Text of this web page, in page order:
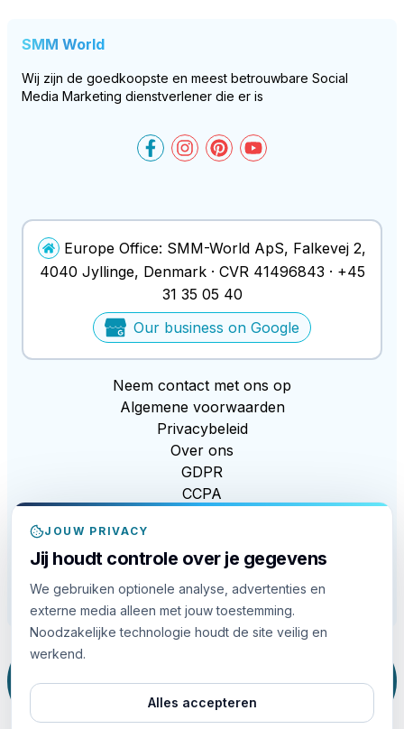
SMM World
Wij zijn de goedkoopste en meest betrouwbare Social
Media Marketing dienstverlener die er is
SMM-World on Facebook
SMM-World on Instagram
SMM-World on
SMM-World on
Europe Office: SMM-World ApS, Falkevej 2,
4040 Jyllinge, Denmark · CVR 41496843 · +45
31 35 05 40
Our business on Google
Neem contact met ons op
Algemene voorwaarden
Privacybeleid
Over ons
GDPR
CCPA
Cookiebeleid
Cookie-instellingen
Gratis tools
Deze site wordt beschermd door reCAPTCHA en de
GooglePrivacybeleidyandServicevoorwaarden
apply.
JOUW PRIVACY
Jij houdt controle over je gegevens
We gebruiken optionele analyse, advertenties en
externe media alleen met jouw toestemming.
Noodzakelijke technologie houdt de site veilig en
werkend.
Alles accepteren